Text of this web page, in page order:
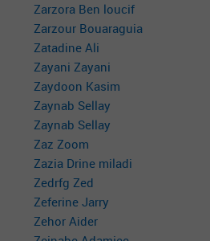
Zarzora Ben loucif
Zarzour Bouaraguia
Zatadine Ali
Zayani Zayani
Zaydoon Kasim
Zaynab Sellay
Zaynab Sellay
Zaz Zoom
Zazia Drine miladi
Zedrfg Zed
Zeferine Jarry
Zehor Aider